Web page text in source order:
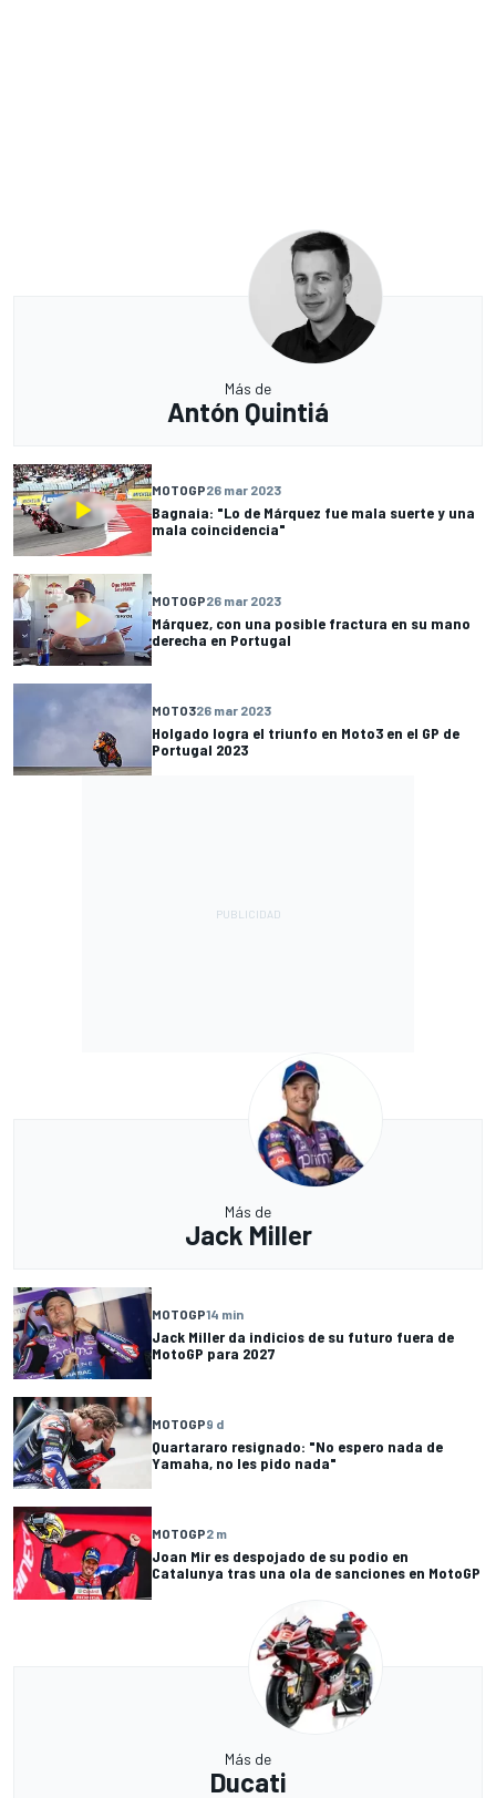
Más de
Antón Quintiá
MOTOGP26 mar 2023
Bagnaia: "Lo de Márquez fue mala suerte y una
mala coincidencia"
MOTOGP26 mar 2023
Márquez, con una posible fractura en su mano
derecha en Portugal
MOTO326 mar 2023
Holgado logra el triunfo en Moto3 en el GP de
Portugal 2023
Más de
Jack Miller
MOTOGP14 min
Jack Miller da indicios de su futuro fuera de
MotoGP para 2027
MOTOGP9 d
Quartararo resignado: "No espero nada de
Yamaha, no les pido nada"
MOTOGP2 m
Joan Mir es despojado de su podio en
Catalunya tras una ola de sanciones en MotoGP
Más de
Ducati